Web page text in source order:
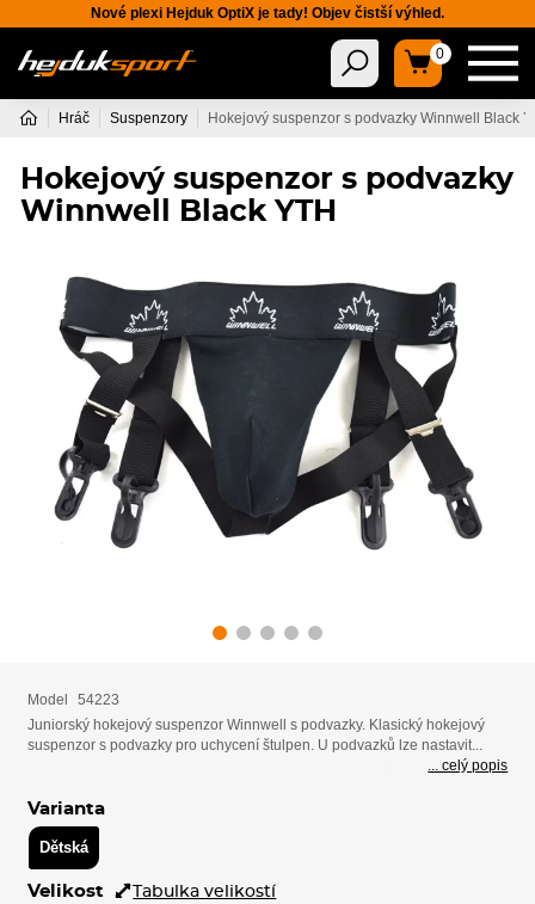
Nové plexi Hejduk OptiX je tady! Objev čistší výhled.
0
Hráč Suspenzory Hokejový suspenzor s podvazky Winnwell Black
Hokejový suspenzor s podvazky
Winnwell Black YTH
Model
54223
Juniorský hokejový suspenzor Winnwell s podvazky. Klasický hokejový
suspenzor s podvazky pro uchycení štulpen. U podvazků lze nastavit...
... celý popis
Varianta
Dětská
Velikost Tabulka velikostí